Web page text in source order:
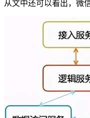
从文中还可以看出，微